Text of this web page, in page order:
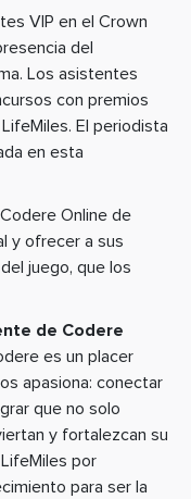
VIP en el Crown
del
Los asistentes
con premios
El periodista
en esta
Online de
y ofrecer a sus
juego, que los
de Codere
es un placer
apasiona: conectar
que no solo
y fortalezcan su
por
para ser la